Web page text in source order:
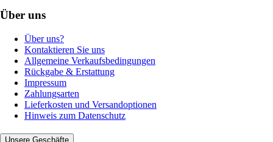
Über uns
Über uns?
Kontaktieren Sie uns
Allgemeine Verkaufsbedingungen
Rückgabe & Erstattung
Impressum
Zahlungsarten
Lieferkosten und Versandoptionen
Hinweis zum Datenschutz
Unsere Geschäfte